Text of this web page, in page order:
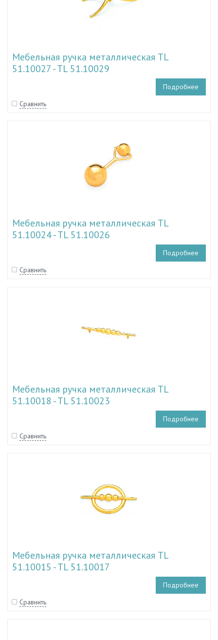
Мебельная ручка металлическая TL
51.10027 - TL 51.10029
Подробнее
Сравнить
Мебельная ручка металлическая TL
51.10024 - TL 51.10026
Подробнее
Сравнить
Мебельная ручка металлическая TL
51.10018 - TL 51.10023
Подробнее
Сравнить
Мебельная ручка металлическая TL
51.10015 - TL 51.10017
Подробнее
Сравнить